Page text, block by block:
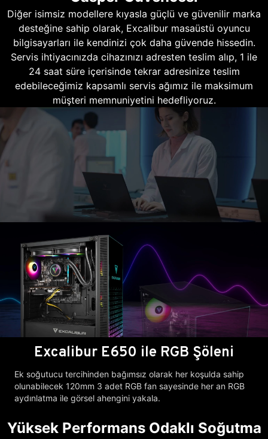
Diğer isimsiz modellere kıyasla güçlü ve güvenilir marka
desteğine sahip olarak, Excalibur masaüstü oyuncu
bilgisayarları ile kendinizi çok daha güvende hissedin.
Servis ihtiyacınızda cihazınızı adresten teslim alıp, 1 ile
24 saat süre içerisinde tekrar adresinize teslim
edebileceğimiz kapsamlı servis ağımız ile maksimum
müşteri memnuniyetini hedefliyoruz.
Excalibur E650 ile RGB Şöleni
Ek soğutucu tercihinden bağımsız olarak her koşulda sahip
olunabilecek 120mm 3 adet RGB fan sayesinde her an RGB
aydınlatma ile görsel ahengini yakala.
Yüksek Performans Odaklı Soğutma